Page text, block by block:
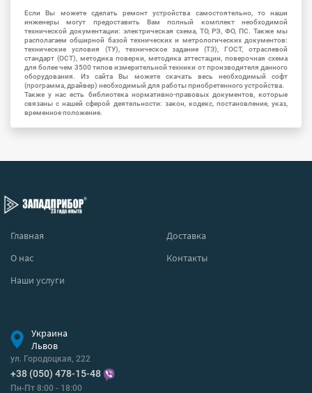
Если Вы можете сделать ремонт устройства самостоятельно, то наши
инженеры могут предоставить Вам полный комплект необходимой
технической документации: электрическая схема, ТО, РЭ, ФО, ПС. Также мы
располагаем обширной базой технических и метрологических документов:
технические условия (ТУ), техническое задание (ТЗ), ГОСТ, отраслевой
стандарт (ОСТ), методика поверки, методика аттестации, поверочная схема
для более чем 3500 типов измерительной техники от производителя данного
оборудования. Из сайта Вы можете скачать весь необходимый софт
(программа, драйвер) необходимый для работы приобретенного устройства.
Также у нас есть библиотека нормативно-правовых документов, которые
связаны с нашей сферой деятельности: закон, кодекс, постановление, указ,
временное положение.
Главная
Доставка
О нас
Контакты
Наши услуги
Украина
Львов
ул. Городоцкая, 222
+38 (050) 478-15-48
Пн-Пт 8:00 - 18:00